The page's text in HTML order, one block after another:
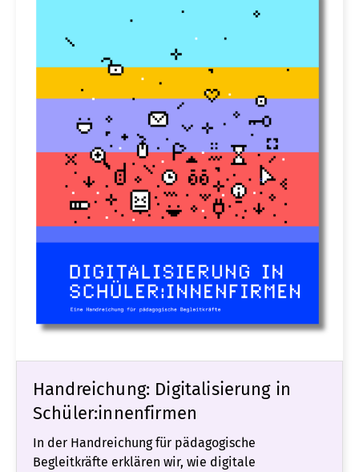
Handreichung: Digitalisierung in
Schüler:innenfirmen
In der Handreichung für pädagogische
Begleitkräfte erklären wir, wie digitale